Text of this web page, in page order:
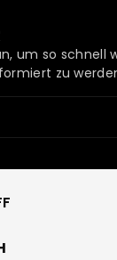
um so schnell
zu